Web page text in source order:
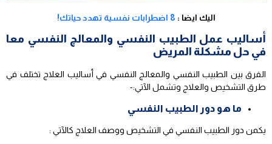
اليك ايضا : 8 اضطرابات نفسية تهدد حياتك!
أساليب عمل الطبيب النفسي والمعالج النفسي معا
في حل مشكلة المريض
الفرق بين الطبيب النفسي والمعالج النفسي في أساليب العلاج تختلف في
طرق التشخيص والعلاج وتشمل الآتي:-
ما هو دور الطبيب النفسي
يكمن دور الطبيب النفسي في التشخيص ووصف العلاج كالآتي :